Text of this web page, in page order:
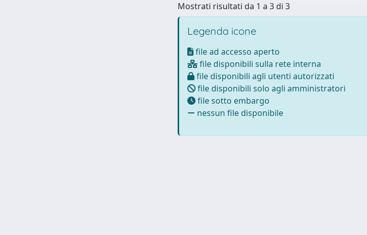
Mostrati risultati da 1 a 3 di 3
Legenda icone
file ad accesso aperto
file disponibili sulla rete interna
file disponibili agli utenti autorizzati
file disponibili solo agli amministratori
file sotto embargo
nessun file disponibile